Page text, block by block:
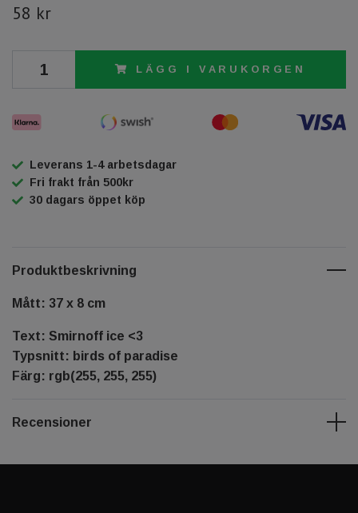
58 kr
LÄGG I VARUKORGEN
Leverans 1-4 arbetsdagar
Fri frakt från 500kr
30 dagars öppet köp
Produktbeskrivning
Mått: 37 x 8 cm
Text: Smirnoff ice <3
Typsnitt: birds of paradise
Färg: rgb(255, 255, 255)
Recensioner